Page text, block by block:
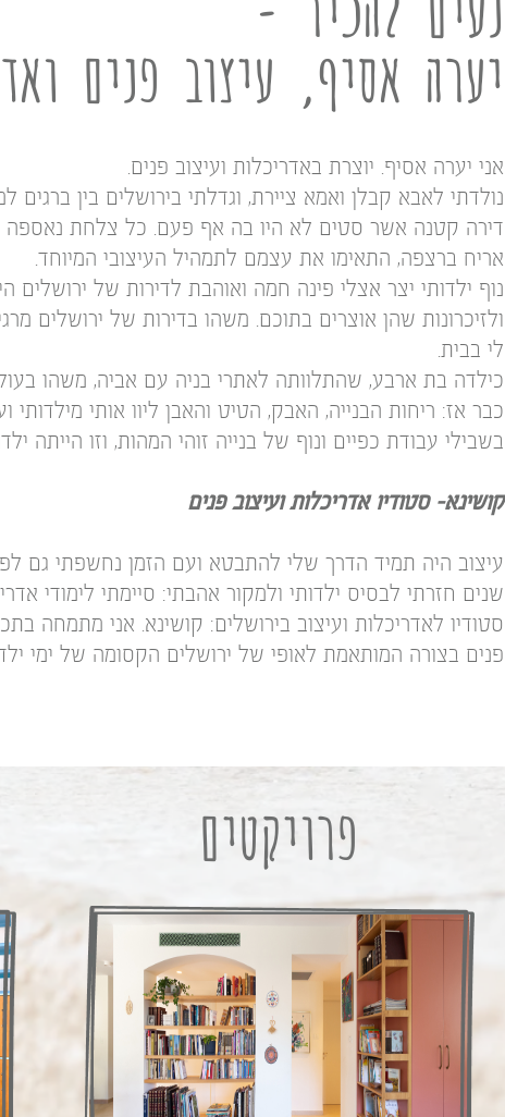
יערה אסיף, עיצוב פנים
אני יערה אסיף. יוצרת באדריכלות ועיצוב פנים.
נולדתי לאבא קבלן ואמא ציירת, וגדלתי בירושלים בין ברגים
דירה קטנה אשר סטים לא היו בה אף פעם. כל צלחת נאספה
אריח ברצפה, התאימו את עצמם לתמהיל העיצובי המיוחד.
נוף ילדותי יצר אצלי פינה חמה ואוהבת לדירות של ירושלים
ולזיכרונות שהן אוצרים בתוכם. משהו בדירות של ירושלים
לי בבית.
כילדה בת ארבע, שהתלוותה לאתרי בניה עם אביה, משהו
כבר אז: ריחות הבנייה, האבק, הטיט והאבן ליוו אותי מילדותי
בשבילי עבודת כפיים ונוף של בנייה זוהי המהות, וזו הייתה
קושינא- סטודיו אדריכלות ועיצוב פנים
עיצוב היה תמיד הדרך שלי להתבטא ועם הזמן נחשפתי גם
שנים חזרתי לבסיס ילדותי ולמקור אהבתי: סיימתי לימודי
סטודיו לאדריכלות ועיצוב בירושלים: קושינא. אני מתמחה
פנים בצורה המותאמת לאופי של ירושלים הקסומה של ימי
פרויקטים